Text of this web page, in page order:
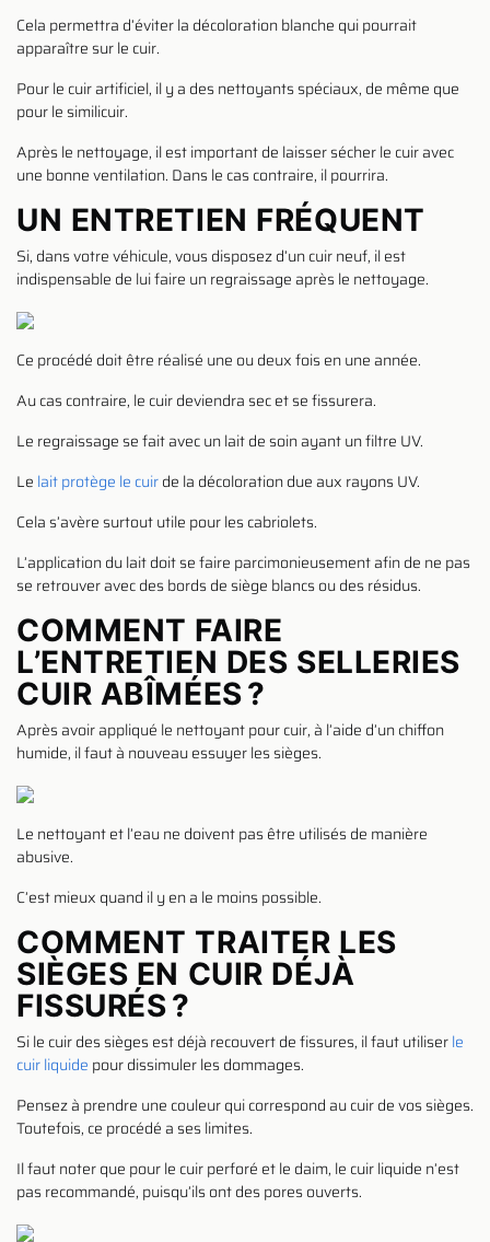
Cela permettra d’éviter la décoloration blanche qui pourrait
apparaître sur le cuir.
Pour le cuir artificiel, il y a des nettoyants spéciaux, de même que
pour le similicuir.
Après le nettoyage, il est important de laisser sécher le cuir avec
une bonne ventilation. Dans le cas contraire, il pourrira.
UN ENTRETIEN FRÉQUENT
Si, dans votre véhicule, vous disposez d’un cuir neuf, il est
indispensable de lui faire un regraissage après le nettoyage.
Ce procédé doit être réalisé une ou deux fois en une année.
Au cas contraire, le cuir deviendra sec et se fissurera.
Le regraissage se fait avec un lait de soin ayant un filtre UV.
Le lait protège le cuirde la décoloration due aux rayons UV.
Cela s’avère surtout utile pour les cabriolets.
L’application du lait doit se faire parcimonieusement afin de ne pas
se retrouver avec des bords de siège blancs ou des résidus.
COMMENT FAIRE
L’ENTRETIEN DES SELLERIES
CUIR ABÎMÉES ?
Après avoir appliqué le nettoyant pour cuir, à l’aide d’un chiffon
humide, il faut à nouveau essuyer les sièges.
Le nettoyant et l’eau ne doivent pas être utilisés de manière
abusive.
C’est mieux quand il y en a le moins possible.
COMMENT TRAITER LES
SIÈGES EN CUIR DÉJÀ
FISSURÉS ?
Si le cuir des sièges est déjà recouvert de fissures, il faut utiliserle
cuir liquide pour dissimuler les dommages.
Pensez à prendre une couleur qui correspond au cuir de vos sièges.
Toutefois, ce procédé a ses limites.
Il faut noter que pour le cuir perforé et le daim, le cuir liquide n’est
pas recommandé, puisqu’ils ont des pores ouverts.